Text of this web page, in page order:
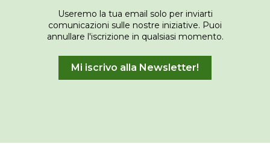
Useremo la tua email solo per inviarti
comunicazioni sulle nostre iniziative. Puoi
annullare l'iscrizione in qualsiasi momento.